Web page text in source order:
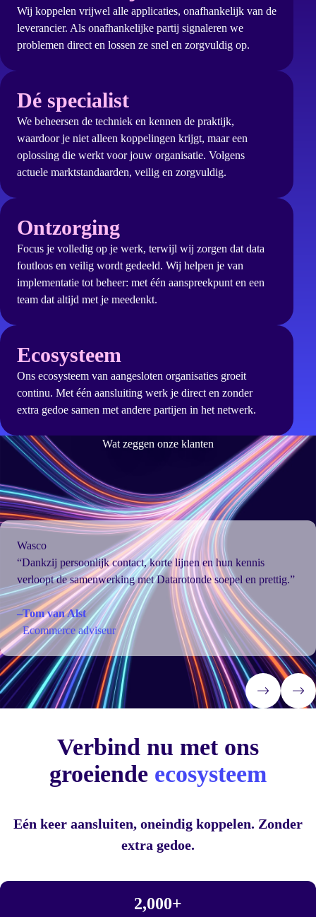
Wij koppelen vrijwel alle applicaties, onafhankelijk van de
leverancier. Als onafhankelijke partij signaleren we
problemen direct en lossen ze snel en zorgvuldig op.
Dé specialist
We beheersen de techniek en kennen de praktijk,
waardoor je niet alleen koppelingen krijgt, maar een
oplossing die werkt voor jouw organisatie. Volgens
actuele marktstandaarden, veilig en zorgvuldig.
Ontzorging
Focus je volledig op je werk, terwijl wij zorgen dat data
foutloos en veilig wordt gedeeld. Wij helpen je van
implementatie tot beheer: met één aanspreekpunt en een
team dat altijd met je meedenkt.
Ecosysteem
Ons ecosysteem van aangesloten organisaties groeit
continu. Met één aansluiting werk je direct en zonder
extra gedoe samen met andere partijen in het netwerk.
Wat zeggen onze klanten
Wasco
“Dankzij persoonlijk contact, korte lijnen en hun kennis
verloopt de samenwerking met Datarotonde soepel en prettig.”
–Tom van Alst
Ecommerce adviseur
Verbind nu met ons
groeiende ecosysteem
Eén keer aansluiten, oneindig koppelen. Zonder
extra gedoe.
2,000+